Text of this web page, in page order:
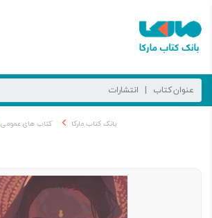
بانک کتاب مارکا کتاب های عمومی